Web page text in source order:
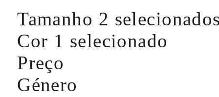
Tamanho 2
Cor 1 selecionado
Preço
Género